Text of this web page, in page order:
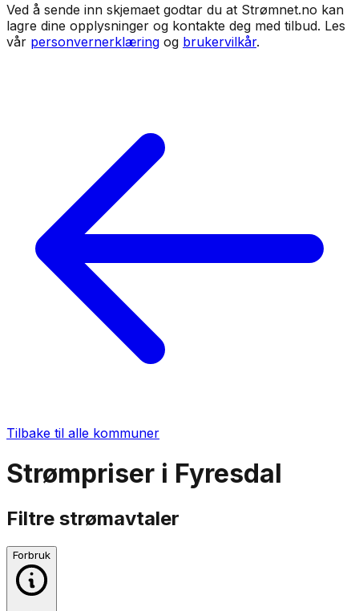
Ved å sende inn skjemaet godtar du at Strømnet.no kan
lagre dine opplysninger og kontakte deg med tilbud. Les
vår personvernerklæring og brukervilkår.
Tilbake til alle kommuner
Strømpriser i Fyresdal
Filtre strømavtaler
Forbruk